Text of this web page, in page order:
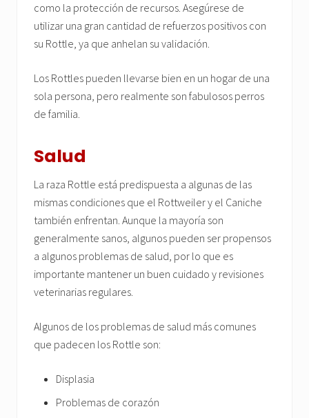
como la protección de recursos. Asegúrese de
utilizar una gran cantidad de refuerzos positivos con
su Rottle, ya que anhelan su validación.
Los Rottles pueden llevarse bien en un hogar de una
sola persona, pero realmente son fabulosos perros
de familia.
Salud
La raza Rottle está predispuesta a algunas de las
mismas condiciones que el Rottweiler y el Caniche
también enfrentan. Aunque la mayoría son
generalmente sanos, algunos pueden ser propensos
a algunos problemas de salud, por lo que es
importante mantener un buen cuidado y revisiones
veterinarias regulares.
Algunos de los problemas de salud más comunes
que padecen los Rottle son:
Displasia
Problemas de corazón